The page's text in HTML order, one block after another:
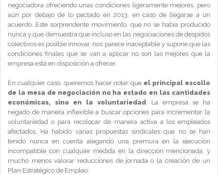
negociadora ofreciendo unas condiciones ligeramente mejores, pero
aún por debajo de lo pactado en 2013, en caso de llegarse a un
acuerdo. Este sorprendente movimiento, que no se había producido
nunca y que demuestra que incluso en las negociaciones de despidos
colectivos es posible innovar, nos parece inaceptable y supone que las
condiciones finales que se van a aplicar no son las mejores que la
empresa está en disposición a ofrecer.
En cualquier caso, queremos hacer notar que el principal escollo
de la mesa de negociación no ha estado en las cantidades
económicas, sino en la voluntariedad. La empresa se ha
negado de manera inflexible a buscar opciones para incrementar la
voluntariedad o para recolocar de manera activa a los empleados
afectados. Ha habido varias propuestas sindicales que no se han
tenido nunca en cuenta alegando una premura en la ejecución
incompatible con cualquier medida en la dirección mencionada, y
mucho menos valorar reducciones de jornada o la creación de un
Plan Estratégico de Empleo.